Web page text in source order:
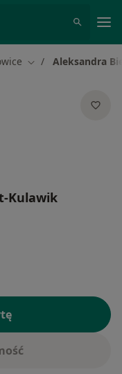
Zmień miasto
Aleksandra
Kulawik